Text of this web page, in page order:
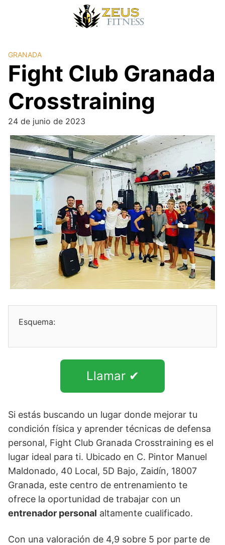
GRANADA
Fight Club Granada
Crosstraining
24 de junio de 2023
Esquema:
Llamar ✔
Si estás buscando un lugar donde mejorar tu
condición física y aprender técnicas de defensa
personal, Fight Club Granada Crosstraining es el
lugar ideal para ti. Ubicado en C. Pintor Manuel
Maldonado, 40 Local, 5D Bajo, Zaidín, 18007
Granada, este centro de entrenamiento te
ofrece la oportunidad de trabajar con un
entrenador personal altamente cualificado.
Con una valoración de 4,9 sobre 5 por parte de